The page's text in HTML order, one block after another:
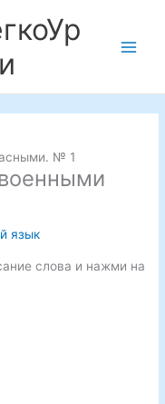
№ 1
язык
слова и нажми на